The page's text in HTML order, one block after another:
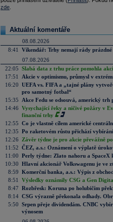
zde
Aktuální komentáře
08.08.2026
8:41
Víkendář: Trhy nemají rády prázdné
07.08.2026
22:05 Slabá data z trhu práce pomohla
17:51
Akcie v optimismu, průmysl v
16:20 UEFA vs. FIFA a „tajné plány
pro samotný fotbal“
15:35
Akce Fedu se odsouvá, americký
14:46 Vysychající řeky a ničivé požáry v
finanční trhy
12:55 Co je vlastně cílem americké
12:35 Po raketovém růstu přichází
12:26
Závěr týdne je pro akcie převážně
11:52 ČEZ, a.s.: Oznámení o výplatě
11:00 Perly týdne: Zlato nahoru a SpaceX
10:30 Hlavní akcionář Volkswagenu je ve
8:59 Komerční banka, a.s.: Výpis z
8:51
Výsledky oznámily CSG a Gen
8:47 Rozbřesk: Koruna po holubičím
8:14 CSG výrazně překonala odhady.
5:50 Srpen přeje dividendám. CNBC
výnosem